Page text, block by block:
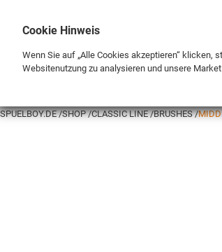
SPUELBOY.DE SHOP CLASSIC LINE BRUSHES
Cookie Hinweis
Wenn Sie auf „Alle Cookies akzeptieren“ klicken,
Websitenutzung zu analysieren und unsere